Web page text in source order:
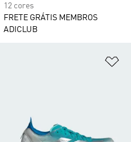
12 cores
FRETE GRÁTIS MEMBROS
ADICLUB